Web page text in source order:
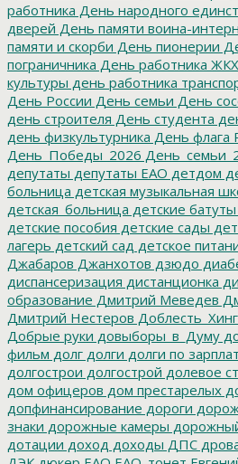
работника День народного
дверей День памяти воина-
памяти и скорби День пионерии
пограничника День работника ЖКХ
культуры день работника
День России День семьи День
день строителя День студента
день физкультурника День флага
День_Победы_2026
депутаты депутаты ЕАО детдом
больница детская музыкальная
детская_больница детские батуты
детские пособия детские сады
лагерь детский сад детское
Джабаров Джанхотов дзюдо
диспансеризация дистанционка
образование Дмитрий Меведев
Дмитрий Нестеров
Добрые руки довыборы_в_Думу
фильм долг долги долги по
долгострои долгострой долевое
дом офицеров дом престарелых
допфинансирование дороги
знаки дорожные камеры
дотации доход доходы ДПС